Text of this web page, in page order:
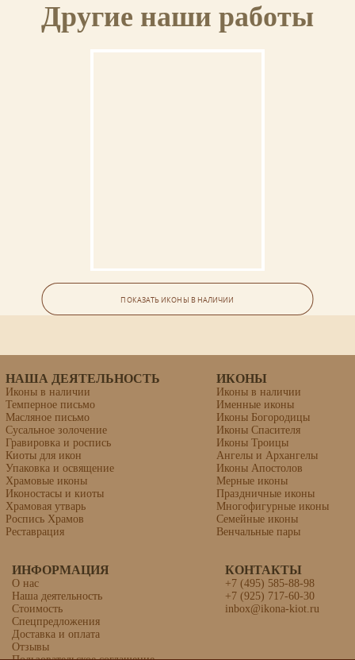
Другие наши работы
Семейная икона (6 фигур)
Семейная икона (4 фигуры)
ПОКАЗАТЬ ИКОНЫ В НАЛИЧИИ
НАША ДЕЯТЕЛЬНОСТЬ
Иконы в наличии
Темперное письмо
Масляное письмо
Сусальное золочение
Гравировка и роспись
Киоты для икон
Упаковка и освящение
Храмовые иконы
Иконостасы и киоты
Храмовая утварь
Роспись Храмов
Реставрация
ИКОНЫ
Иконы в наличии
Именные иконы
Иконы Богородицы
Иконы Спасителя
Иконы Троицы
Ангелы и Архангелы
Иконы Апостолов
Мерные иконы
Праздничные иконы
Многофигурные иконы
Семейные иконы
Венчальные пары
ИНФОРМАЦИЯ
О нас
Наша деятельность
Стоимость
Спецпредложения
Доставка и оплата
Отзывы
КОНТАКТЫ
+7 (495) 585-88-98
+7 (925) 717-60-30
inbox@ikona-kiot.ru